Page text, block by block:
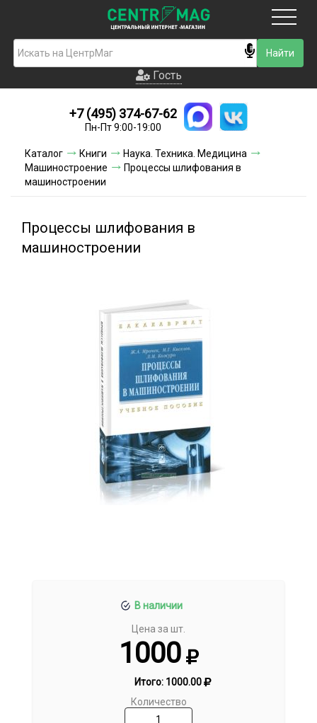
Гость
Новинки
Условия доставки
Гость
+7 (495) 374-67-62
Пн-Пт 9:00-19:00
Каталог Книги
Наука. Техника. Медицина
Машиностроение
Процессы шлифования в
машиностроении
Процессы шлифования в
машиностроении
В наличии
Цена за шт.
1000
Итого: 1000.00
Количество